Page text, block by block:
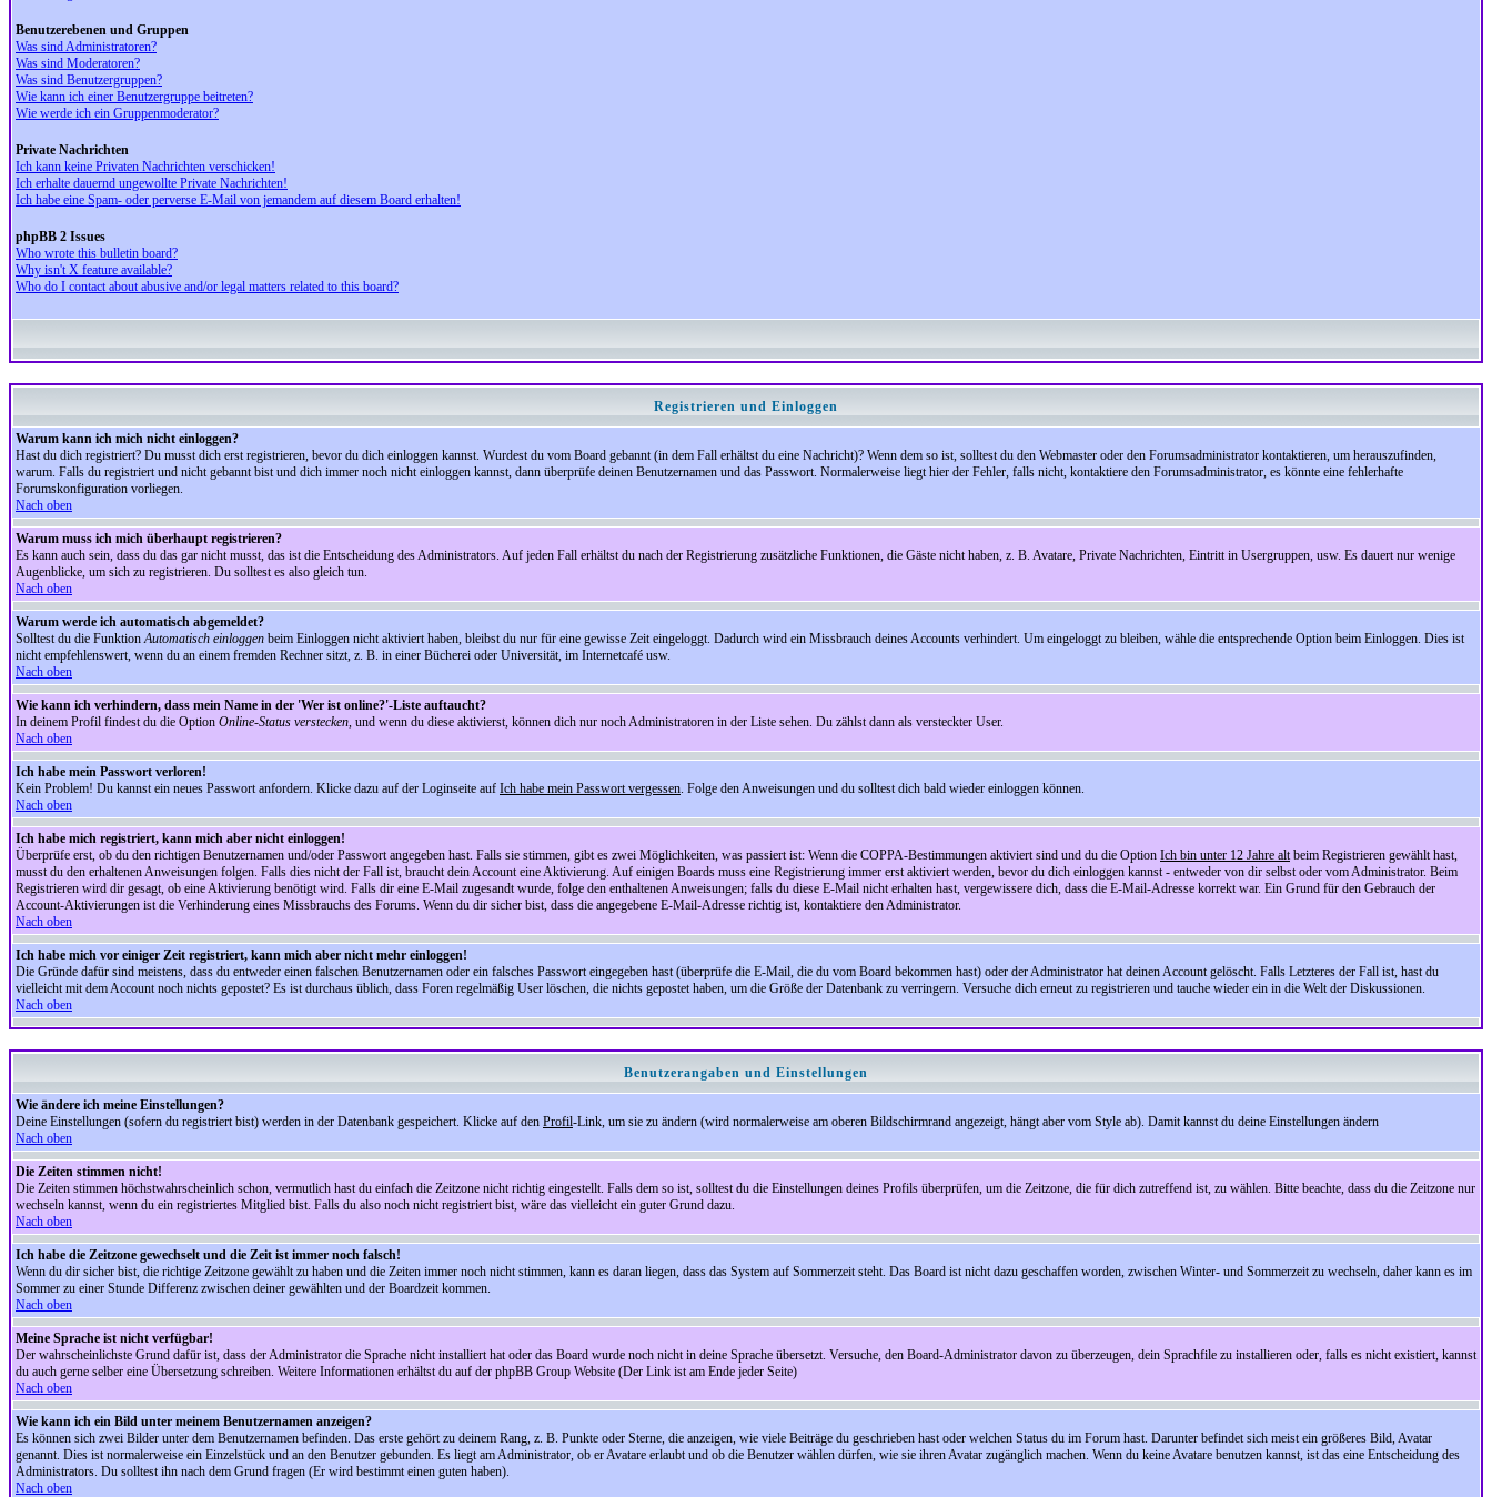
Benutzerebenen und Gruppen
Was sind Administratoren?
Was sind Moderatoren?
Was sind Benutzergruppen?
Wie kann ich einer Benutzergruppe beitreten?
Wie werde ich ein Gruppenmoderator?
Private Nachrichten
Ich kann keine Privaten Nachrichten verschicken!
Ich erhalte dauernd ungewollte Private Nachrichten!
Ich habe eine Spam- oder perverse E-Mail von jemandem auf diesem Board erhalten!
phpBB 2 Issues
Who wrote this bulletin board?
Why isn't X feature available?
Who do I contact about abusive and/or legal matters related to this board?
Registrieren und Einloggen
Warum kann ich mich nicht einloggen?
Hast du dich registriert? Du musst dich erst registrieren, bevor du dich einloggen kannst. Wurdest du vom Board gebannt (in dem Fall erhältst du eine Nachricht)? Wenn dem so ist, solltest du den Webmaster oder den Forumsadministrator kontaktieren, um herauszufinden,
warum. Falls du registriert und nicht gebannt bist und dich immer noch nicht einloggen kannst, dann überprüfe deinen Benutzernamen und das Passwort. Normalerweise liegt hier der Fehler, falls nicht, kontaktiere den Forumsadministrator, es könnte eine fehlerhafte
Forumskonfiguration vorliegen.
Nach oben
Warum muss ich mich überhaupt registrieren?
Es kann auch sein, dass du das gar nicht musst, das ist die Entscheidung des Administrators. Auf jeden Fall erhältst du nach der Registrierung zusätzliche Funktionen, die Gäste nicht haben, z. B. Avatare, Private Nachrichten, Eintritt in Usergruppen, usw. Es dauert nur wenige
Augenblicke, um sich zu registrieren. Du solltest es also gleich tun.
Nach oben
Warum werde ich automatisch abgemeldet?
Solltest du die FunktionAutomatisch einloggen beim Einloggen nicht aktiviert haben, bleibst du nur für eine gewisse Zeit eingeloggt. Dadurch wird ein Missbrauch deines Accounts verhindert. Um eingeloggt zu bleiben, wähle die entsprechende Option beim Einloggen. Dies ist
nicht empfehlenswert, wenn du an einem fremden Rechner sitzt, z. B. in einer Bücherei oder Universität, im Internetcafé usw.
Nach oben
Wie kann ich verhindern, dass mein Name in der 'Wer ist online?'-Liste auftaucht?
In deinem Profil findest du die Option Online-Status verstecken, und wenn du diese aktivierst, können dich nur noch Administratoren in der Liste sehen. Du zählst dann als versteckter User.
Nach oben
Ich habe mein Passwort verloren!
Kein Problem! Du kannst ein neues Passwort anfordern. Klicke dazu auf der Loginseite auf Ich habe mein Passwort vergessen. Folge den Anweisungen und du solltest dich bald wieder einloggen können.
Nach oben
Ich habe mich registriert, kann mich aber nicht einloggen!
Überprüfe erst, ob du den richtigen Benutzernamen und/oder Passwort angegeben hast. Falls sie stimmen, gibt es zwei Möglichkeiten, was passiert ist: Wenn die COPPA-Bestimmungen aktiviert sind und du die Option Ich bin unter 12 Jahre altbeim Registrieren gewählt hast,
musst du den erhaltenen Anweisungen folgen. Falls dies nicht der Fall ist, braucht dein Account eine Aktivierung. Auf einigen Boards muss eine Registrierung immer erst aktiviert werden, bevor du dich einloggen kannst - entweder von dir selbst oder vom Administrator. Beim
Registrieren wird dir gesagt, ob eine Aktivierung benötigt wird. Falls dir eine E-Mail zugesandt wurde, folge den enthaltenen Anweisungen; falls du diese E-Mail nicht erhalten hast, vergewissere dich, dass die E-Mail-Adresse korrekt war. Ein Grund für den Gebrauch der
Account-Aktivierungen ist die Verhinderung eines Missbrauchs des Forums. Wenn du dir sicher bist, dass die angegebene E-Mail-Adresse richtig ist, kontaktiere den Administrator.
Nach oben
Ich habe mich vor einiger Zeit registriert, kann mich aber nicht mehr einloggen!
Die Gründe dafür sind meistens, dass du entweder einen falschen Benutzernamen oder ein falsches Passwort eingegeben hast (überprüfe die E-Mail, die du vom Board bekommen hast) oder der Administrator hat deinen Account gelöscht. Falls Letzteres der Fall ist, hast du
vielleicht mit dem Account noch nichts gepostet? Es ist durchaus üblich, dass Foren regelmäßig User löschen, die nichts gepostet haben, um die Größe der Datenbank zu verringern. Versuche dich erneut zu registrieren und tauche wieder ein in die Welt der Diskussionen.
Nach oben
Benutzerangaben und Einstellungen
Wie ändere ich meine Einstellungen?
Deine Einstellungen (sofern du registriert bist) werden in der Datenbank gespeichert. Klicke auf den Profil-Link, um sie zu ändern (wird normalerweise am oberen Bildschirmrand angezeigt, hängt aber vom Style ab). Damit kannst du deine Einstellungen ändern
Nach oben
Die Zeiten stimmen nicht!
Die Zeiten stimmen höchstwahrscheinlich schon, vermutlich hast du einfach die Zeitzone nicht richtig eingestellt. Falls dem so ist, solltest du die Einstellungen deines Profils überprüfen, um die Zeitzone, die für dich zutreffend ist, zu wählen. Bitte beachte, dass du die Zeitzone nur
wechseln kannst, wenn du ein registriertes Mitglied bist. Falls du also noch nicht registriert bist, wäre das vielleicht ein guter Grund dazu.
Nach oben
Ich habe die Zeitzone gewechselt und die Zeit ist immer noch falsch!
Wenn du dir sicher bist, die richtige Zeitzone gewählt zu haben und die Zeiten immer noch nicht stimmen, kann es daran liegen, dass das System auf Sommerzeit steht. Das Board ist nicht dazu geschaffen worden, zwischen Winter- und Sommerzeit zu wechseln, daher kann es im
Sommer zu einer Stunde Differenz zwischen deiner gewählten und der Boardzeit kommen.
Nach oben
Meine Sprache ist nicht verfügbar!
Der wahrscheinlichste Grund dafür ist, dass der Administrator die Sprache nicht installiert hat oder das Board wurde noch nicht in deine Sprache übersetzt. Versuche, den Board-Administrator davon zu überzeugen, dein Sprachfile zu installieren oder, falls es nicht existiert, kannst
du auch gerne selber eine Übersetzung schreiben. Weitere Informationen erhältst du auf der phpBB Group Website (Der Link ist am Ende jeder Seite)
Nach oben
Wie kann ich ein Bild unter meinem Benutzernamen anzeigen?
Es können sich zwei Bilder unter dem Benutzernamen befinden. Das erste gehört zu deinem Rang, z. B. Punkte oder Sterne, die anzeigen, wie viele Beiträge du geschrieben hast oder welchen Status du im Forum hast. Darunter befindet sich meist ein größeres Bild, Avatar
genannt. Dies ist normalerweise ein Einzelstück und an den Benutzer gebunden. Es liegt am Administrator, ob er Avatare erlaubt und ob die Benutzer wählen dürfen, wie sie ihren Avatar zugänglich machen. Wenn du keine Avatare benutzen kannst, ist das eine Entscheidung des
Administrators. Du solltest ihn nach dem Grund fragen (Er wird bestimmt einen guten haben).
Nach oben